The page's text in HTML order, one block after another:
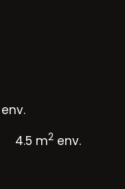
env.
4.5 m2 env.